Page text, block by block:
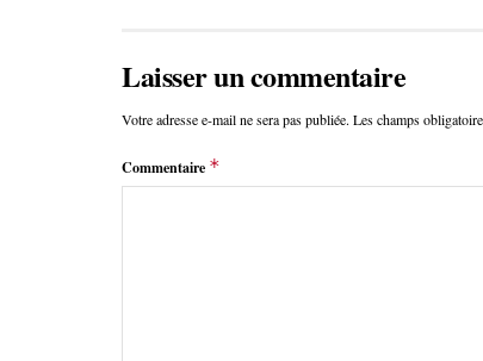
Laisser un commentaire
Votre adresse e-mail ne sera pas publiée. Les champs
Commentaire *